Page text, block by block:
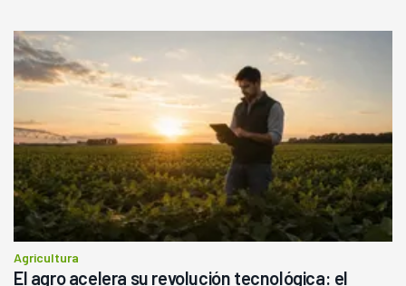
Agricultura
El agro acelera su revolución tecnológica: el